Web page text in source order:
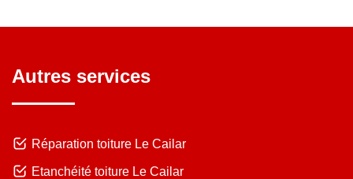
Autres services
Réparation toiture Le Cailar
Etanchéité toiture Le Cailar